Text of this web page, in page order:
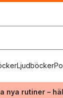
Ljudböcker
nya rutiner –